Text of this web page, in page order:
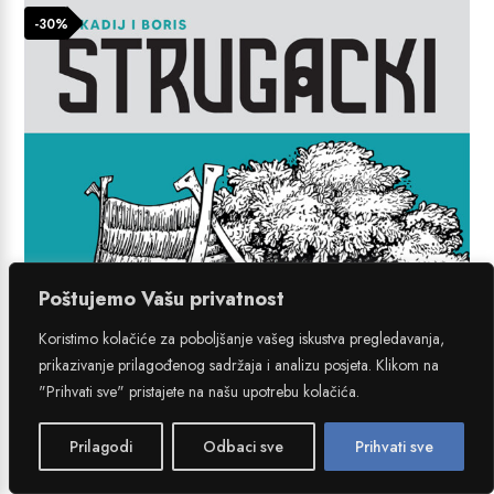
Poštujemo Vašu privatnost
Koristimo kolačiće za poboljšanje vašeg iskustva pregledavanja,
prikazivanje prilagođenog sadržaja i analizu posjeta. Klikom na
"Prihvati sve" pristajete na našu upotrebu kolačića.
Prilagodi Odbaci sve Prihvati sve
-30%